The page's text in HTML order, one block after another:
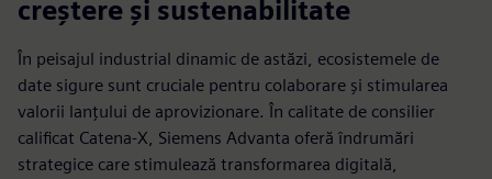
creștere și sustenabilitate
În peisajul industrial dinamic de astăzi, ecosistemele de
date sigure sunt cruciale pentru colaborare și stimularea
valorii lanțului de aprovizionare. În calitate de consilier
calificat Catena-X, Siemens Advanta oferă îndrumări
strategice care stimulează transformarea digitală,